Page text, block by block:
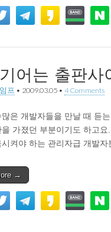
어는 출판사
프 • 2009.03.05 • 4 Comments
많은 개발자들을 만날 때 듣
을 가졌던 부분이기도 하고
켜야 하는 관리자급 개발
→